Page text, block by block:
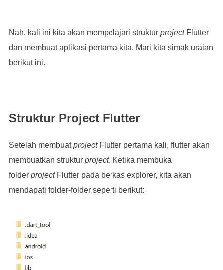
Nah, kali ini kita akan mempelajari struktur projectFlutter
dan membuat aplikasi pertama kita. Mari kita simak uraian
berikut ini.
Struktur Project Flutter
Setelah membuatprojectFlutter pertama kali, flutter akan
membuatkan struktur project. Ketika membuka
folder project Flutter pada berkas explorer, kita akan
mendapati folder-folder seperti berikut: